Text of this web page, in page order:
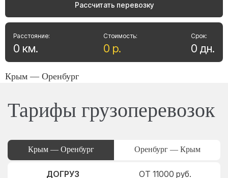
Рассчитать перевозку
Стоимость:
0 р.
Расстояние:
0 км.
Срок:
0 дн.
Крым — Оренбург
Тарифы грузоперевозок
Крым — Оренбург Оренбург — Крым
ДОГРУЗ ОТ 11000 руб.